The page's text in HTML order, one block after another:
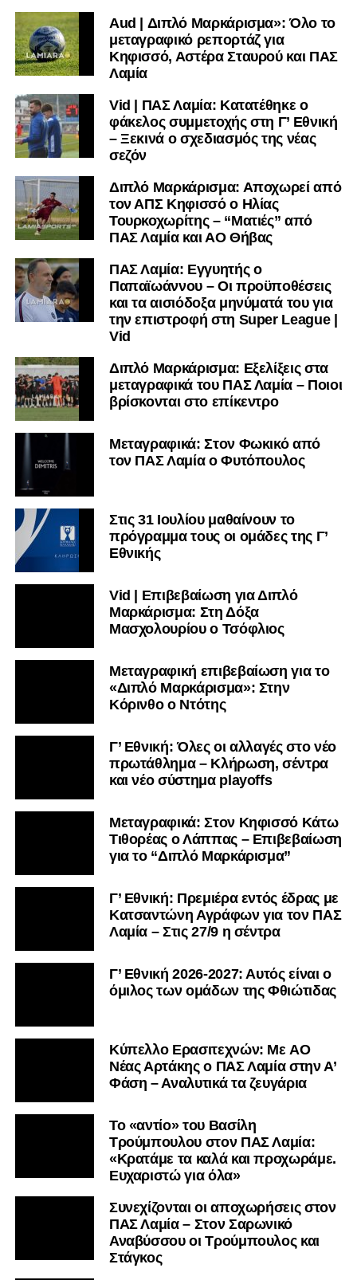
Ακολουθήστε το lamiara.grστοGoogle Newsγια να
μαθαίνετε πρώτοι τα κυανόλευκα νέα στην Ελλάδα και τον
υπόλοιπο κόσμο. Ακολουθήστε το lamiara.gr στο
μαθαίνετε σε χρόνο dt όλα τα νέα.
Aud | Διπλό Μαρκάρισμα»: Όλο το
μεταγραφικό ρεπορτάζ για
Κηφισσό, Αστέρα Σταυρού και ΠΑΣ
Λαμία
Vid | ΠΑΣ Λαμία: Κατατέθηκε ο
φάκελος συμμετοχής στη Γ’ Εθνική
– Ξεκινά ο σχεδιασμός της νέας
σεζόν
Διπλό Μαρκάρισμα: Αποχωρεί από
τον ΑΠΣ Κηφισσό ο Ηλίας
Τουρκοχωρίτης – “Ματιές” από
ΠΑΣ Λαμία και ΑΟ Θήβας
ΠΑΣ Λαμία: Εγγυητής ο
Παπαϊωάννου – Οι προϋποθέσεις
και τα αισιόδοξα μηνύματά του για
την επιστροφή στη Super League |
Vid
Διπλό Μαρκάρισμα: Εξελίξεις στα
μεταγραφικά του ΠΑΣ Λαμία – Ποιοι
βρίσκονται στο επίκεντρο
Μεταγραφικά: Στον Φωκικό από
τον ΠΑΣ Λαμία ο Φυτόπουλος
Στις 31 Ιουλίου μαθαίνουν το
πρόγραμμα τους οι ομάδες της Γ’
Εθνικής
Vid | Επιβεβαίωση για Διπλό
Μαρκάρισμα: Στη Δόξα
Μασχολουρίου ο Τσόφλιος
Μεταγραφική επιβεβαίωση για το
«Διπλό Μαρκάρισμα»: Στην
Κόρινθο ο Ντότης
Γ’ Εθνική: Όλες οι αλλαγές στο νέο
πρωτάθλημα – Κλήρωση, σέντρα
και νέο σύστημα playoffs
Μεταγραφικά: Στον Κηφισσό Κάτω
Τιθορέας ο Λάππας – Επιβεβαίωση
για το “Διπλό Μαρκάρισμα”
Γ’ Εθνική: Πρεμιέρα εντός έδρας με
Κατσαντώνη Αγράφων για τον ΠΑΣ
Λαμία – Στις 27/9 η σέντρα
Γ’ Εθνική 2026-2027: Αυτός είναι ο
όμιλος των ομάδων της Φθιώτιδας
Kύπελλο Ερασιτεχνών: Με AO
Nέας Αρτάκης ο ΠΑΣ Λαμία στην Α’
Φάση – Αναλυτικά τα ζευγάρια
Το «αντίο» του Βασίλη
Τρούμπουλου στον ΠΑΣ Λαμία:
«Κρατάμε τα καλά και προχωράμε.
Ευχαριστώ για όλα»
Συνεχίζονται οι αποχωρήσεις στον
ΠΑΣ Λαμία – Στον Σαρωνικό
Αναβύσσου οι Τρούμπουλος και
Στάγκος